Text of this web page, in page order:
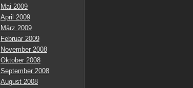
Mai 2009
April 2009
März 2009
Februar 2009
November 2008
Oktober 2008
September 2008
August 2008